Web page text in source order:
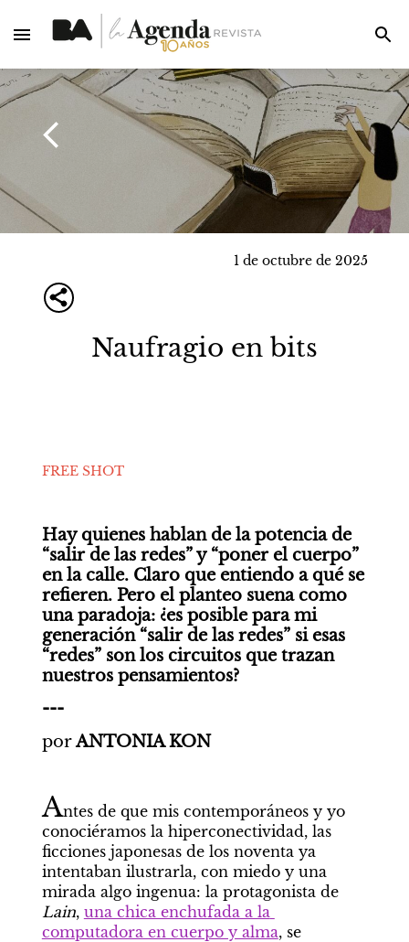
1 de octubre de 2025
Naufragio en bits
FREE SHOT
Hay quienes hablan de la potencia de
“salir de las redes” y “poner el cuerpo”
en la calle. Claro que entiendo a qué se
refieren. Pero el planteo suena como
una paradoja: ¿es posible para mi
generación “salir de las redes” si esas
“redes” son los circuitos que trazan
nuestros pensamientos?
---
por ANTONIA KON
Antes de que mis contemporáneos y yo
conociéramos la hiperconectividad, las
ficciones japonesas de los noventa ya
intentaban ilustrarla, con miedo y una
mirada algo ingenua: la protagonista de
Lain, una chica enchufada a la
computadora en cuerpo y alma, se